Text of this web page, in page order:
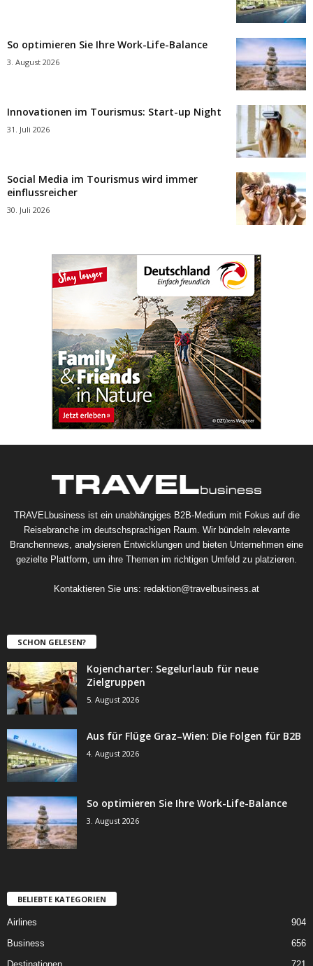
So optimieren Sie Ihre Work-Life-Balance
3. August 2026
Innovationen im Tourismus: Start-up Night
31. Juli 2026
Social Media im Tourismus wird immer
einflussreicher
30. Juli 2026
TRAVELbusiness ist ein unabhängiges B2B-Medium mit Fokus auf die
Reisebranche im deutschsprachigen Raum. Wir bündeln relevante
Branchennews, analysieren Entwicklungen und bieten Unternehmen eine
gezielte Plattform, um ihre Themen im richtigen Umfeld zu platzieren.
Kontaktieren Sie uns: redaktion@travelbusiness.at
SCHON GELESEN?
Kojencharter: Segelurlaub für neue
Zielgruppen
5. August 2026
Aus für Flüge Graz–Wien: Die Folgen für B2B
4. August 2026
So optimieren Sie Ihre Work-Life-Balance
3. August 2026
BELIEBTE KATEGORIEN
Airlines
904
Business
656